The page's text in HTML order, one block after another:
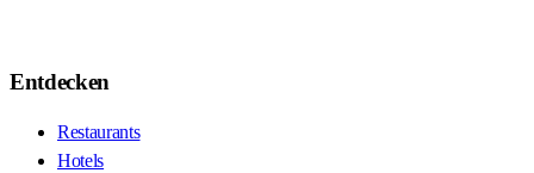
Entdecken
Restaurants
Hotels